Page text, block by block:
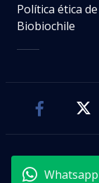
Política ética de
Biobiochile